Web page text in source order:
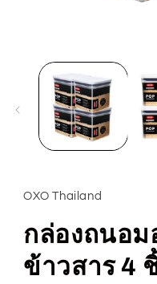
media
OXO Thailand
กล่องถนอม
ข้าวสาร 4